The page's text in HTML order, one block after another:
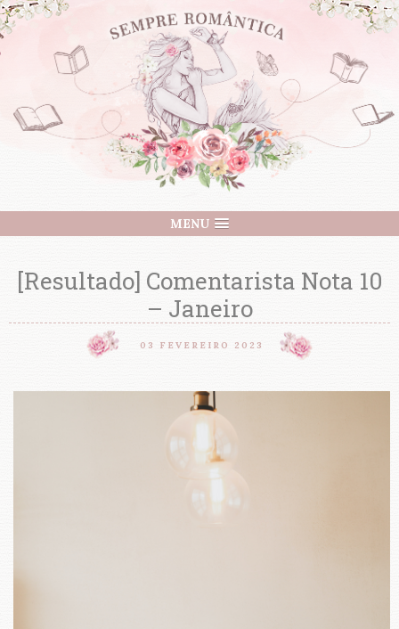
MENU
[Resultado] Comentarista Nota 10
– Janeiro
03 FEVEREIRO 2023